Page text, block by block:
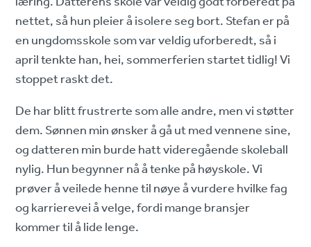
nettet, så hun pleier å isolere seg bort. Stefan er på
en ungdomsskole som var veldig uforberedt, så i
april tenkte han, hei, sommerferien startet tidlig! Vi
stoppet raskt det.
De har blitt frustrerte som alle andre, men vi støtter
dem. Sønnen min ønsker å gå ut med vennene sine,
og datteren min burde hatt videregående skoleball
nylig. Hun begynner nå å tenke på høyskole. Vi
prøver å veilede henne til nøye å vurdere hvilke fag
og karrierevei å velge, fordi mange bransjer
kommer til å lide lenge.